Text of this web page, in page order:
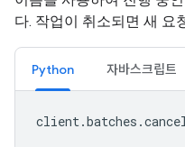
다. 작업이 취소되면 새 요
Python 자바스크립트
client.batches .